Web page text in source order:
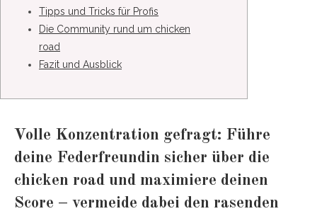
Tipps und Tricks für Profis
Die Community rund um chicken
road
Fazit und Ausblick
Volle Konzentration gefragt: Führe
deine Federfreundin sicher über die
chicken road und maximiere deinen
Score – vermeide dabei den rasenden